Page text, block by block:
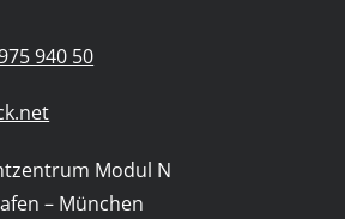
940 50
Modul N
– München